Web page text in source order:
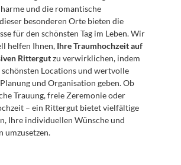
und die romantische
besonderen Orte bieten die
für den schönsten Tag im Leben. Wir
helfen Ihnen, Ihre Traumhochzeit auf
Rittergut zu verwirklichen, indem
Locations und wertvolle
und Organisation geben. Ob
Trauung, freie Zeremonie oder
– ein Rittergut bietet vielfältige
Ihre individuellen Wünsche und
umzusetzen.